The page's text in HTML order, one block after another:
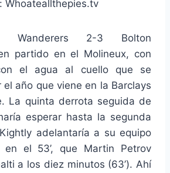
Whoateallthepies.tv
Wanderers 2-3 Bolton
partido en el Molineux, con
el agua al cuello que se
el año que viene en la Barclays
La quinta derrota seguida de
esperar hasta la segunda
adelantaría a su equipo
el 53’, que Martin Petrov
a los diez minutos (63’). Ahí